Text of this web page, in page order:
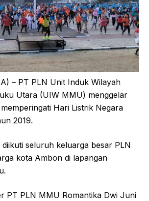
– PT PLN Unit Induk Wilayah
Utara (UIW MMU) menggelar
Hari Listrik Negara
2019.
diikuti seluruh keluarga besar PLN
kota Ambon di lapangan
PT PLN MMU Romantika Dwi Juni